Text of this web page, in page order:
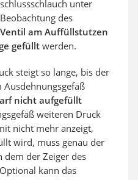
unter
des
am Auffüllstutzen
gefülltwerden.
steigt so lange, bis der
nicht aufgefüllt
weiteren Druck
nicht mehr anzeigt,
wird, muss genau der
dem der Zeiger des
kann das